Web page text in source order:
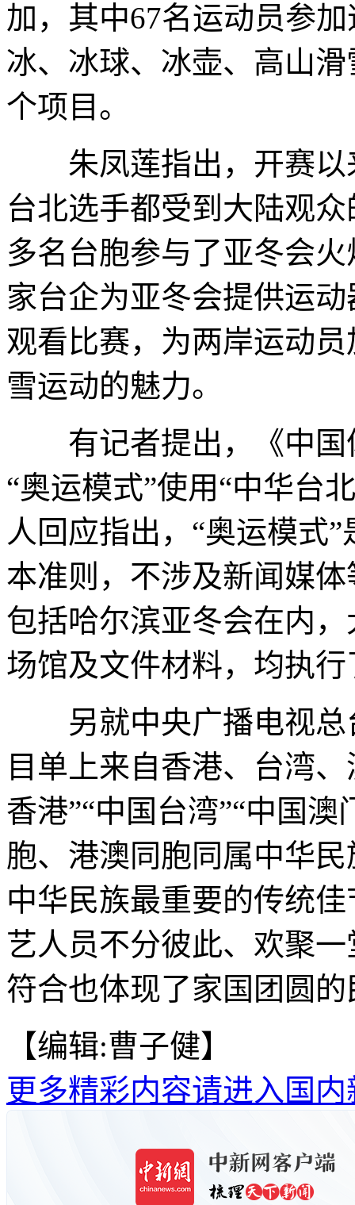
加，其中67名运动员参
冰、冰球、冰壶、高山
个项目。
朱凤莲指出，开赛以
台北选手都受到大陆观
多名台胞参与了亚冬会
家台企为亚冬会提供运
观看比赛，为两岸运动
雪运动的魅力。
有记者提出，《中国
“奥运模式”使用“中华台
人回应指出，“奥运模式
本准则，不涉及新闻媒
包括哈尔滨亚冬会在内
场馆及文件材料，均执行
另就中央广播电视总
目单上来自香港、台湾
香港”“中国台湾”“中国
胞、港澳同胞同属中华
中华民族最重要的传统
艺人员不分彼此、欢聚
符合也体现了家国团圆
【编辑:曹子健】
更多精彩内容请进入国内